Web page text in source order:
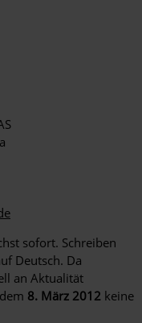
sofort. Schreiben
Deutsch. Da
an Aktualität
8. März 2012 keine